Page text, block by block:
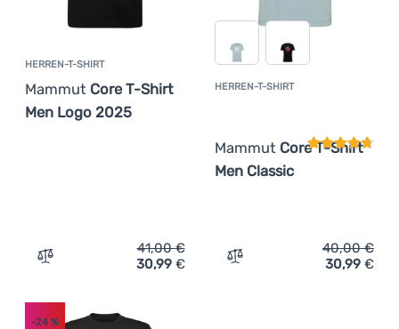
HERREN-T-SHIRT
Mammut Core T-Shirt
Men Logo 2025
Zum Vergleich 'Herren-T-Shirt Mammut Core T-Shirt
41,00€
30,99 €
HERREN-T-SHIRT
Mammut Core T-Shirt
Men Classic
Zum Vergleich 'Herren-T-
40,00€
30,99 €
-24 %